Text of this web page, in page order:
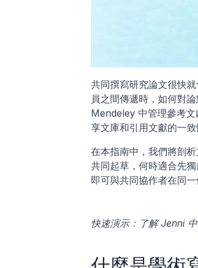
共同撰寫研究論文很快
員之間傳遞時，如何對
Mendeley 中管理參考
享文庫和引用文獻的一致
在本指南中，我們將剖
共同起草，何時適合先
即可與共同協作者在同
快速演示：了解 Jenni